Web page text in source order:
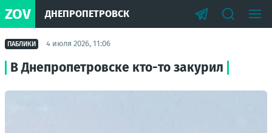
ZOV ДНЕПРОПЕТРОВСК
ПАБЛИКИ 4 июля 2026, 11:06
В Днепропетровске кто-то закурил